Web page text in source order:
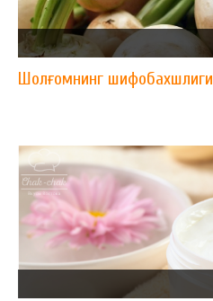
Шолғомнинг шифобахшлиги